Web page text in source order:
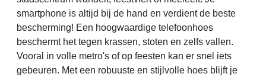
smartphone is altijd bij de hand en verdient de beste
bescherming! Een hoogwaardige telefoonhoes
beschermt het tegen krassen, stoten en zelfs vallen.
Vooral in volle metro's of op feesten kan er snel iets
gebeuren. Met een robuuste en stijlvolle hoes blijft je